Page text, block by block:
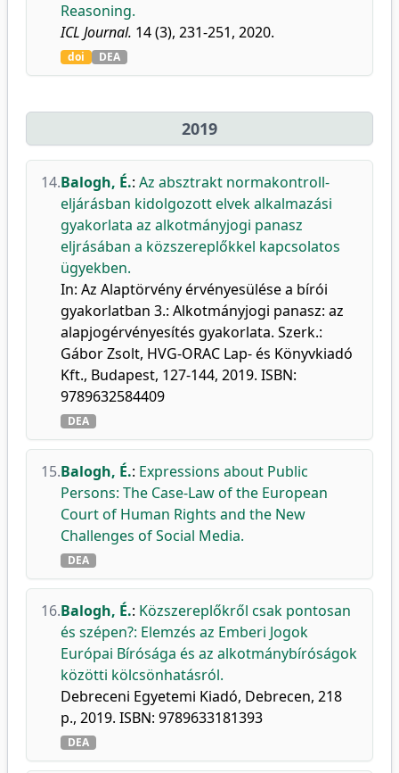
Reasoning.
ICL Journal. 14 (3), 231-251, 2020.
doi DEA
2019
14.Balogh, É.: Az absztrakt normakontroll-
eljárásban kidolgozott elvek alkalmazási
gyakorlata az alkotmányjogi panasz
eljrásában a közszereplőkkel kapcsolatos
ügyekben.
In: Az Alaptörvény érvényesülése a bírói
gyakorlatban 3.: Alkotmányjogi panasz: az
alapjogérvényesítés gyakorlata. Szerk.:
Gábor Zsolt, HVG-ORAC Lap- és Könyvkiadó
Kft., Budapest, 127-144, 2019. ISBN:
9789632584409
DEA
15.Balogh, É.: Expressions about Public
Persons: The Case-Law of the European
Court of Human Rights and the New
Challenges of Social Media.
DEA
16.Balogh, É.: Közszereplőkről csak pontosan
és szépen?: Elemzés az Emberi Jogok
Európai Bírósága és az alkotmánybíróságok
közötti kölcsönhatásról.
Debreceni Egyetemi Kiadó, Debrecen, 218
p., 2019. ISBN: 9789633181393
DEA